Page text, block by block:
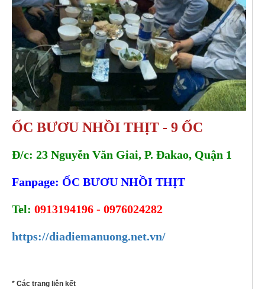
ỐC BƯƠU NHỒI THỊT - 9 ỐC
Đ/c: 23 Nguyễn Văn Giai, P. Đakao, Quận 1
Fanpage: ỐC BƯƠU NHỒI THỊT
Tel: 0913194196 - 0976024282
https://diadiemanuong.net.vn/
* Các trang liên kết